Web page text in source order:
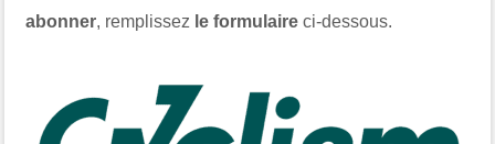
abonner, remplissez le formulaireci-dessous.